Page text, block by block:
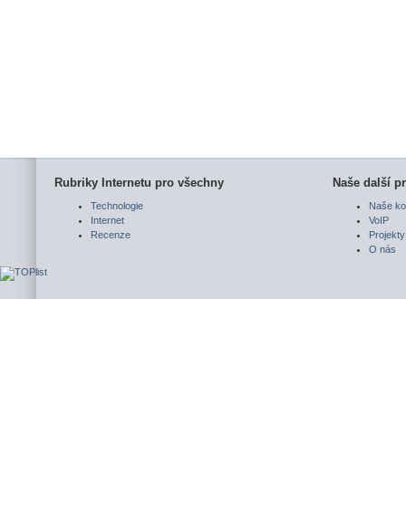
Rubriky Internetu pro všechny
Technologie
Internet
Recenze
Naše další
Naše
VoIP
Projekty
O nás